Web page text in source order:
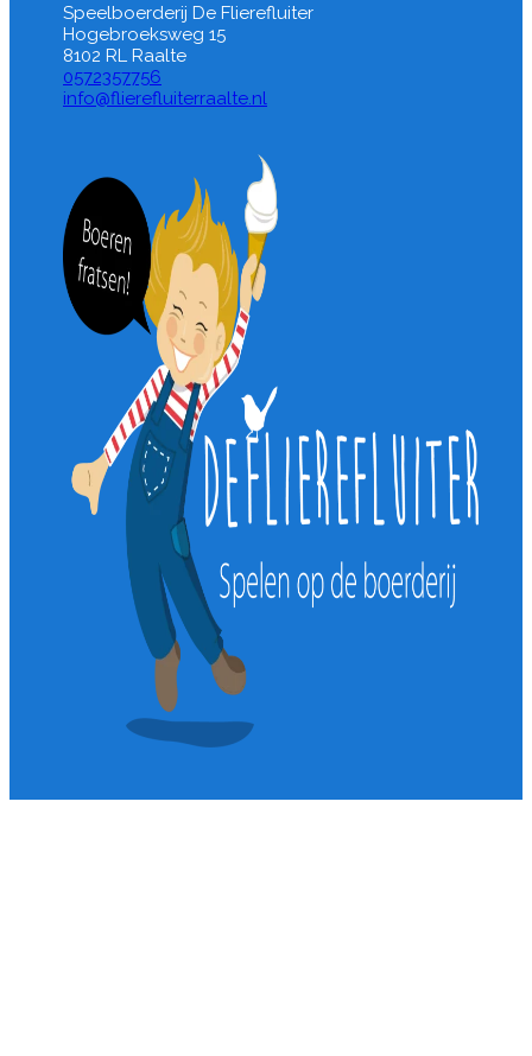
Speelboerderij De Flierefluiter
Hogebroeksweg 15
8102 RL Raalte
0572357756
info@flierefluiterraalte.nl